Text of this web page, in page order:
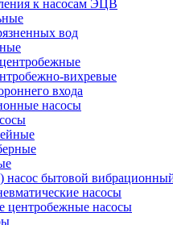
к насосам ЭЦВ
вод
вихревые
входа
насосы
бытовой
насосы
центробежные насосы